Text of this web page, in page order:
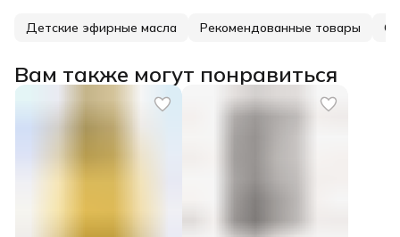
Детские эфирные масла Рекомендованные товары
Вам также могут понравиться